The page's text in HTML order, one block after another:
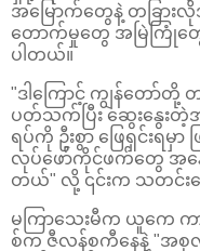
အမြောက်တွေနဲ့ တခြာ
တောက်မှုတွေ အမြဲကြုံတွေ့
ပါတယ်။
"ဒါကြောင့် ကျွန်တော်တို့
ပတ်သက်ပြီး ဆွေးနွေးတဲ့
ရပ်ကို ဦးစွာ ဖြေရှင်းရမှ
လုပ်ဖော်ကိုင်ဖက်တွေ အန
တယ်" လို့ ၎င်းက သတင်းထေ
မကြာသေးမီက ယူကေ က
စ်က ဇီလန်စကီနေနဲ့ "အစု